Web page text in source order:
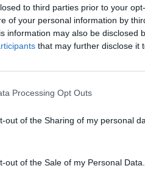
to third parties prior to your
of your personal information by
information may also be disclosed
that may further disclose it
Processing Opt Outs
out of the Sharing of my personal
out of the Sale of my Personal Data.